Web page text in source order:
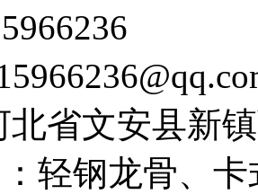
北省文安县新
轻钢龙骨、